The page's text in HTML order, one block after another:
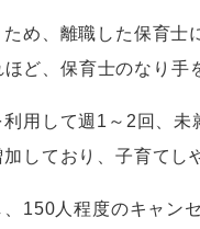
め、離職した保育士
ど、保育士のなり手
用して週 1 ～ 2 回、未
しており、子育てし
150 人程度のキャン